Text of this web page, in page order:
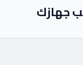
جهازك